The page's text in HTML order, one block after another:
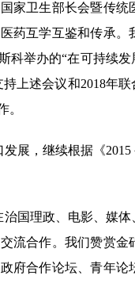
家卫生部长会暨传
药互学互鉴和传承
科举办的“在可持续
上述会议和2018年
。
，继续根据《2015
理政、电影、媒体
流合作。我们赞赏
府合作论坛、青年